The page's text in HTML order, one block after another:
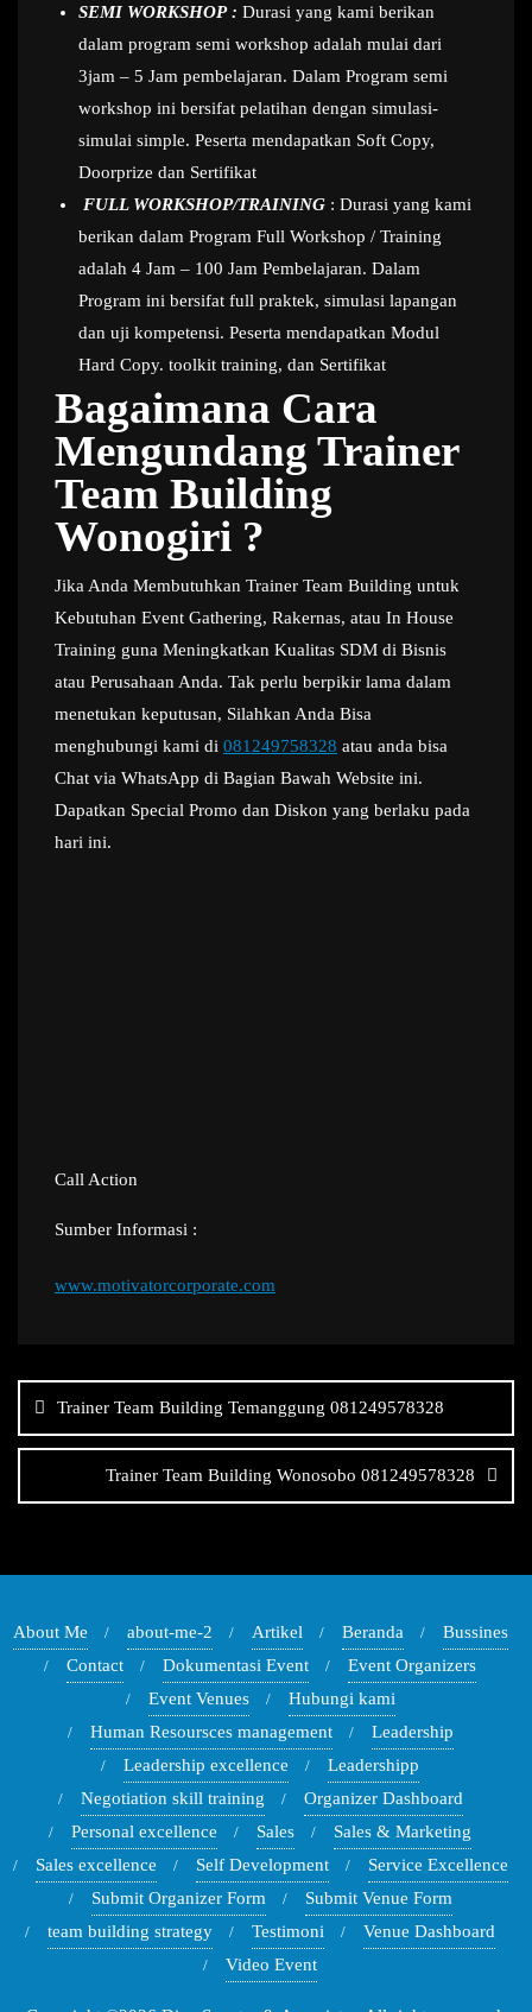
SEMI WORKSHOP : Durasi yang kami berikan
dalam program semi workshop adalah mulai dari
3jam – 5 Jam pembelajaran. Dalam Program semi
workshop ini bersifat pelatihan dengan simulasi-
simulai simple. Peserta mendapatkan Soft Copy,
Doorprize dan Sertifikat
FULL WORKSHOP/TRAINING : Durasi yang kami
berikan dalam Program Full Workshop / Training
adalah 4 Jam – 100 Jam Pembelajaran. Dalam
Program ini bersifat full praktek, simulasi lapangan
dan uji kompetensi. Peserta mendapatkan Modul
Hard Copy. toolkit training, dan Sertifikat
Bagaimana Cara
Mengundang Trainer
Team Building
Wonogiri ?
Jika Anda Membutuhkan Trainer Team Building untuk
Kebutuhan Event Gathering, Rakernas, atau In House
Training guna Meningkatkan Kualitas SDM di Bisnis
atau Perusahaan Anda. Tak perlu berpikir lama dalam
menetukan keputusan, Silahkan Anda Bisa
menghubungi kami di 081249758328 atau anda bisa
Chat via WhatsApp di Bagian Bawah Website ini.
Dapatkan Special Promo dan Diskon yang berlaku pada
hari ini.
Call Action
Sumber Informasi :
www.motivatorcorporate.com
posTrainer Team Building Temanggung 081249578328
Trainer Team Building Wonosobo 081249578328
About Me about-me-2 Artikel Beranda
Bussines
Contact
Dokumentasi Event
Event Organizers
Event Venues
Hubungi kami
Human Resoursces management
Leadership
Leadership excellence
Leadershipp
Negotiation skill training
Organizer Dashboard
Personal excellence
Sales
Sales & Marketing
Sales excellence
Self Development
Service Excellence
Submit Organizer Form
Submit Venue Form
team building strategy
Testimoni
Venue Dashboard
Video Event